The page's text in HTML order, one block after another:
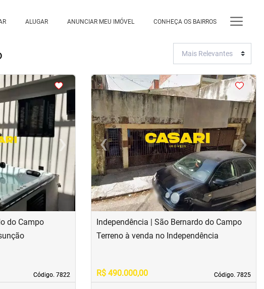
ALUGAR ANUNCIAR MEU IMÓVEL CONHEÇA OS BAIRROS
›Next
do Campo
Código. 7822
Código. 7822
<
‹Previous ›Next
Independência | São Bernardo do Campo
Código. 7825
Código. 7825
Terreno à venda no Independência
R$ 490.000,00